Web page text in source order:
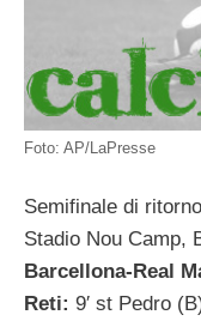
Foto: AP/LaPresse
Semifinale di
Stadio Nou Camp,
Barcellona-Real
Reti: 9′ st Pedro